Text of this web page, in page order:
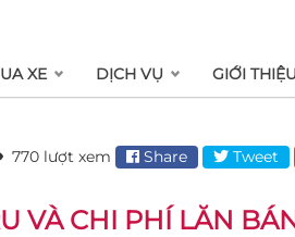
XE DỊCH VỤ GIỚI
770 lượt xem Share Tweet
VÀ CHI PHÍ LĂN